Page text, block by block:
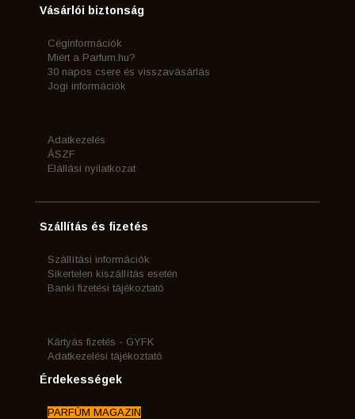
Vásárlói biztonság
Céginformációk
Miért a Parfum.hu?
30 napos csere és visszavásárlás
Jogi információk
Adatkezelés
ÁSZF
Elállási nyilatkozat
Szállítás és fizetés
Szállítási információk
Sikertelen kiszállítás esetén
Banki fizetési tájékoztató
Kártyás fizetés - GYFK
Adatkezelési tájékoztató
Érdekességek
PARFÜM MAGAZIN